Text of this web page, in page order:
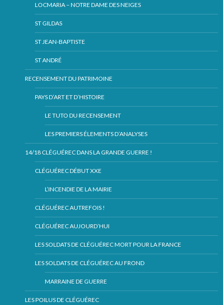
LOCMARIA – NOTRE DAME DES NEIGES
ST GILDAS
ST JEAN-BAPTISTE
ST ANDRÉ
RECENSEMENT DU PATRIMOINE
PAYS D’ART ET D’HISTOIRE
LE TUTO DU RECENSEMENT
LES PREMIERS ÉLEMENTS D’ANALYSES
14/18 CLÉGUÉREC DANS LA GRANDE GUERRE !
CLÉGUÉREC DÉBUT XXE
L’INCENDIE DE LA MAIRIE
CLÉGUÉREC AUTREFOIS !
CLÉGUÉREC AUJOURD’HUI
LES SOLDATS DE CLÉGUÉREC MORT POUR LA FRANCE
LES SOLDATS DE CLÉGUÉREC AU FROND
MARRAINE DE GUERRE
LES POILUS DE CLÉGUÉREC